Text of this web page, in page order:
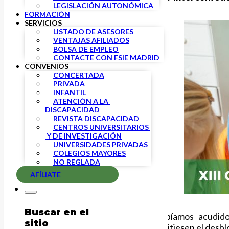
LEGISLACIÓN AUTONÓMICA
FORMACIÓN
SERVICIOS
LISTADO DE ASESORES
VENTAJAS AFILIADOS
BOLSA DE EMPLEO
CONTACTE CON FSIE MADRID
CONVENIOS
CONCERTADA
PRIVADA
INFANTIL
ATENCIÓN A LA
DISCAPACIDAD
REVISTA DISCAPACIDAD
CENTROS UNIVERSITARIOS
Y DE INVESTIGACIÓN
UNIVERSIDADES PRIVADAS
COLEGIOS MAYORES
NO REGLADA
AFÍLIATE
Buscar en el
sitio
Las organizaciones sindicales habíamos